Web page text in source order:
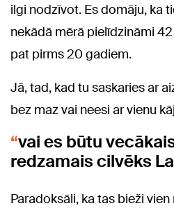
ilgi nodzīvot. Es domāju, ka
nekādā mērā pielīdzināmi
pat pirms 20 gadiem.
Jā, tad, kad tu saskaries ar
bez maz vai neesi ar vienu
vai es būtu
redzamais cilvēks
Paradoksāli, ka tas bieži